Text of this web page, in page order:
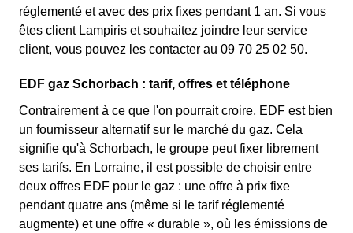
réglementé et avec des prix fixes pendant 1 an. Si vous
êtes client Lampiris et souhaitez joindre leur service
client, vous pouvez les contacter au 09 70 25 02 50.
EDF gaz Schorbach : tarif, offres et téléphone
Contrairement à ce que l'on pourrait croire, EDF est bien
un fournisseur alternatif sur le marché du gaz. Cela
signifie qu'à Schorbach, le groupe peut fixer librement
ses tarifs. En Lorraine, il est possible de choisir entre
deux offres EDF pour le gaz : une offre à prix fixe
pendant quatre ans (même si le tarif réglementé
augmente) et une offre « durable », où les émissions de